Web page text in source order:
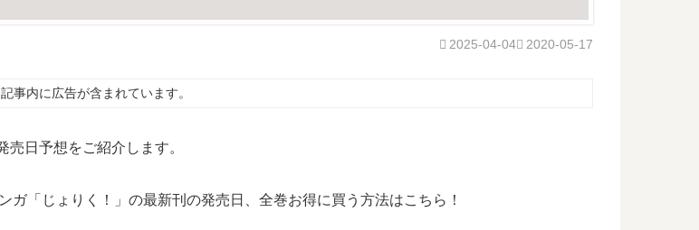
2020-05-17
2025-04-04
記事内に広告が含まれています。
日予想をご紹介します。
「じょりく！」の最新刊の発売日、全巻お得に買う方法はこちら！